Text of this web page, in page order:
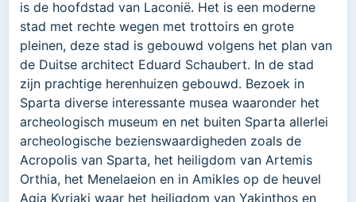
is de hoofdstad van Laconië. Het is een moderne
stad met rechte wegen met trottoirs en grote
pleinen, deze stad is gebouwd volgens het plan van
de Duitse architect Eduard Schaubert. In de stad
zijn prachtige herenhuizen gebouwd. Bezoek in
Sparta diverse interessante musea waaronder het
archeologisch museum en net buiten Sparta allerlei
archeologische bezienswaardigheden zoals de
Acropolis van Sparta, het heiligdom van Artemis
Orthia, het Menelaeion en in Amikles op de heuvel
Agia Kyriaki waar het heiligdom van Yakinthos en